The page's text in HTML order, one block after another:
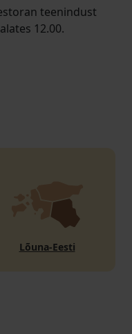
teenindust
12.00.
Lõuna-Eesti